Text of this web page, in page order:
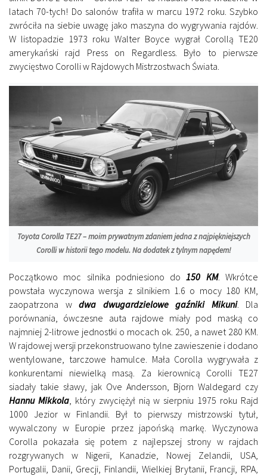
latach 70-tych! Do salonów trafiła w marcu 1972 roku. Szybko
zwróciła na siebie uwagę jako maszyna do wygrywania rajdów.
W listopadzie 1973 roku Walter Boyce wygrał Corollą TE20
amerykański rajd Press on Regardless. Było to pierwsze
zwycięstwo Corolli w Rajdowych Mistrzostwach Świata.
Toyota Corolla TE27 – moim prywatnym zdaniem jedna z najpiękniejszych
Corolli w historii tego modelu. Na dodatek z tylnym napędem!
Początkowo moc silnika podniesiono do150 KM. Wkrótce
powstała wyczynowa wersja z silnikiem 1.6 o mocy 180 KM,
zaopatrzona w dwa dwugardzielowe gaźniki Mikuni. Dla
porównania, ówczesne auta rajdowe miały pod maską co
najmniej 2-litrowe jednostki o mocach ok. 250, a nawet 280 KM.
W rajdowej wersji przekonstruowano tylne zawieszenie i dodano
wentylowane, tarczowe hamulce. Mała Corolla wygrywała z
konkurentami niewielką masą. Za kierownicą Corolli TE27
siadały takie sławy, jak Ove Andersson, Bjorn Waldegard czy
Hannu Mikkola, który zwyciężył nią w sierpniu 1975 roku Rajd
1000 Jezior w Finlandii. Był to pierwszy mistrzowski tytuł,
wywalczony w Europie przez japońską markę. Wyczynowa
Corolla pokazała się potem z najlepszej strony w rajdach
rozgrywanych w Nigerii, Kanadzie, Nowej Zelandii, USA,
Portugalii, Danii, Grecji, Finlandii, Wielkiej Brytanii, Francji, RPA,